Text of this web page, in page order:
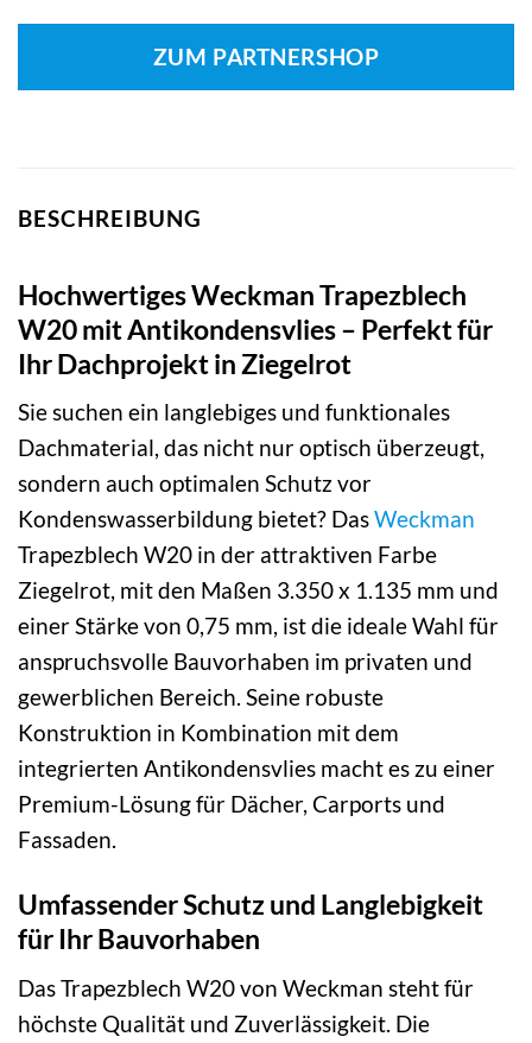
ZUM PARTNERSHOP
BESCHREIBUNG
Hochwertiges Weckman Trapezblech
W20 mit Antikondensvlies – Perfekt für
Ihr Dachprojekt in Ziegelrot
Sie suchen ein langlebiges und funktionales
Dachmaterial, das nicht nur optisch überzeugt,
sondern auch optimalen Schutz vor
Kondenswasserbildung bietet? DasWeckman
Trapezblech W20 in der attraktiven Farbe
Ziegelrot, mit den Maßen 3.350 x 1.135 mm und
einer Stärke von 0,75 mm, ist die ideale Wahl für
anspruchsvolle Bauvorhaben im privaten und
gewerblichen Bereich. Seine robuste
Konstruktion in Kombination mit dem
integrierten Antikondensvlies macht es zu einer
Premium-Lösung für Dächer, Carports und
Fassaden.
Umfassender Schutz und Langlebigkeit
für Ihr Bauvorhaben
Das Trapezblech W20 von Weckman steht für
höchste Qualität und Zuverlässigkeit. Die